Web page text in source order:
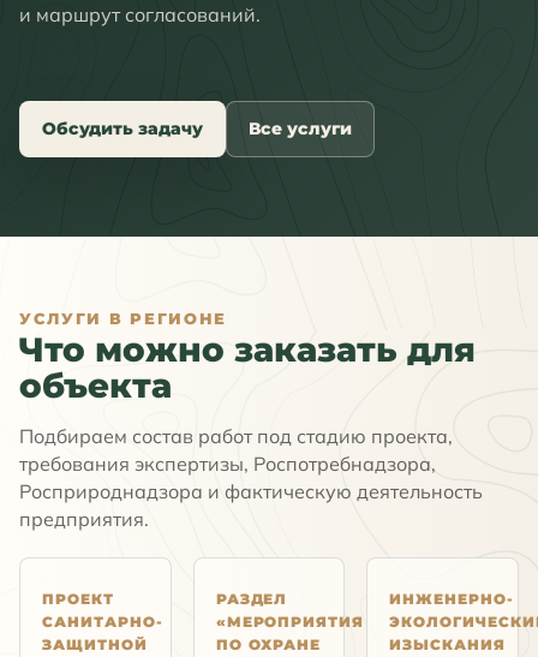
и маршрут согласований.
Обсудить задачу Все услуги
УСЛУГИ В РЕГИОНЕ
Что можно заказать для
объекта
Подбираем состав работ под стадию проекта,
требования экспертизы, Роспотребнадзора,
Росприроднадзора и фактическую деятельность
предприятия.
ПРОЕКТ
САНИТАРНО-
ЗАЩИТНОЙ
РАЗДЕЛ
«МЕРОПРИЯТИЯ
ПО ОХРАНЕ
ИНЖЕНЕРНО-
ИЗЫСКАНИЯ